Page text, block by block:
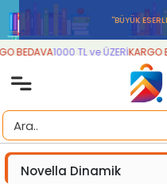
''BÜYÜK
BEDAVA1000 TL ve ÜZERİKARGO
Novella Dinamik